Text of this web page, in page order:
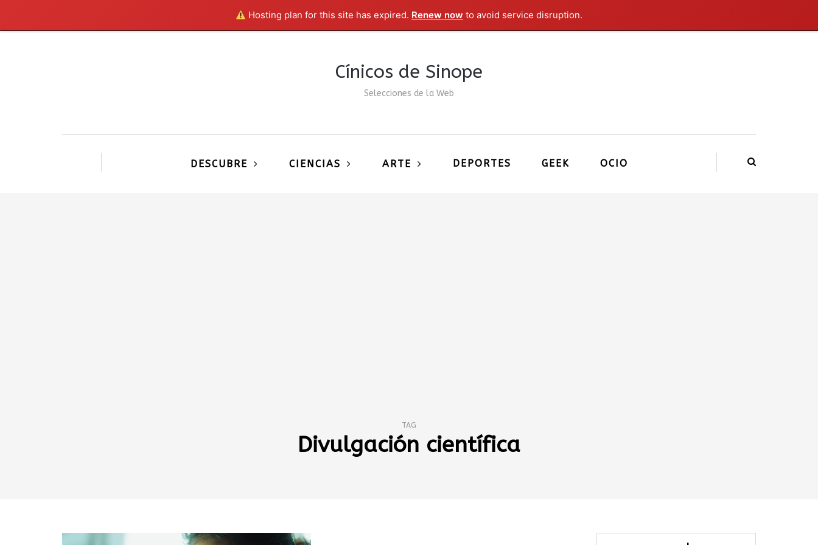
Hosting plan for this site has expired. Renew now to avoid service disruption.
Cínicos de Sinope
Selecciones de la Web
DESCUBRE CIENCIAS ARTE DEPORTES GEEK OCIO
TAG
Divulgación científica